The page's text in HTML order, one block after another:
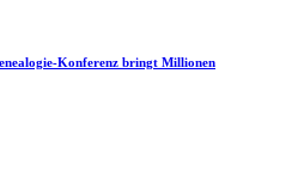
Konferenz bringt Millionen